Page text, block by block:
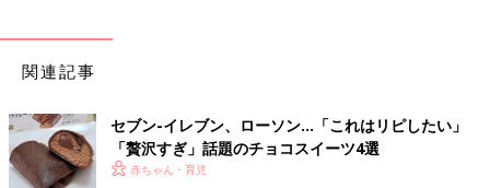
関連記事
セブン-イレブン、ローソン…「これはリピしたい」
「贅沢すぎ」話題のチョコスイーツ4選
赤ちゃん・育児